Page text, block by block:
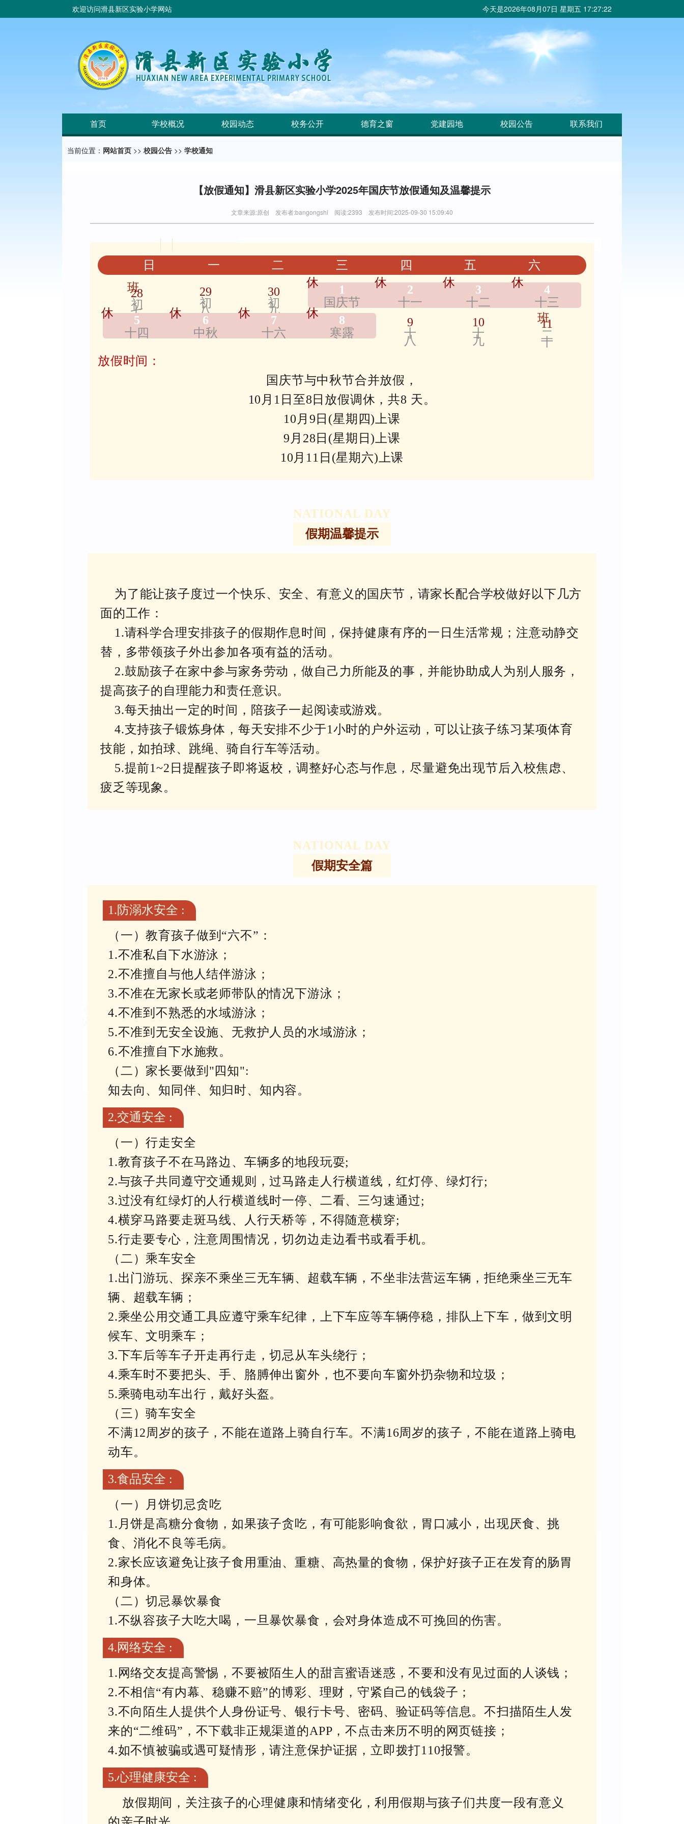
欢迎访问滑县新区实验小学网站 今天是2026年08月07日 星期五 17:27:23
首页 学校概况 校园动态 校务公开 德育之窗 党建园地 校园公告 联系我们
当前位置： 网站首页 >> 校园公告 >> 学校通知
【放假通知】滑县新区实验小学2025年国庆节放假通知及温馨提示
文章来源:原创 发布者:bangongshi 阅读:2393 发布时间:2025-09-30 15:09:40
日 一 二 三 四 五
六
班
28
初
七
29
初
八
30
初
九
休
1
国庆节
休
2
十一
休
3
十二
休
4
十三
休
5
十四
休
6
中秋
休
7
十六
休
8
寒露
9
十
八
10
十
九
班
11
二
十
放假时间：
国庆节与中秋节合并放假，
10月1日至8日放假调休，共8 天。
10月9日(星期四)上课
9月28日(星期日)上课
10月11日(星期六)上课
NATIONAL DAY
假期温馨提示
为了能让孩子度过一个快乐、安全、有意义的国庆节，请家长配合学校做好以下几方
面的工作：
1.请科学合理安排孩子的假期作息时间，保持健康有序的一日生活常规；注意动静交
替，多带领孩子外出参加各项有益的活动。
2.鼓励孩子在家中参与家务劳动，做自己力所能及的事，并能协助成人为别人服务，
提高孩子的自理能力和责任意识。
3.每天抽出一定的时间，陪孩子一起阅读或游戏。
4.支持孩子锻炼身体，每天安排不少于1小时的户外运动，可以让孩子练习某项体育
技能，如拍球、跳绳、骑自行车等活动。
5.提前1~2日提醒孩子即将返校，调整好心态与作息，尽量避免出现节后入校焦虑、
疲乏等现象。
NATIONAL DAY
假期安全篇
1.防溺水安全 :
（一）教育孩子做到“六不”：
1.不准私自下水游泳；
2.不准擅自与他人结伴游泳；
3.不准在无家长或老师带队的情况下游泳；
4.不准到不熟悉的水域游泳；
5.不准到无安全设施、无救护人员的水域游泳；
6.不准擅自下水施救。
（二）家长要做到"四知":
知去向、知同伴、知归时、知内容。
2.交通安全 :
（一）行走安全
1.教育孩子不在马路边、车辆多的地段玩耍;
2.与孩子共同遵守交通规则，过马路走人行横道线，红灯停、绿灯行;
3.过没有红绿灯的人行横道线时一停、二看、三匀速通过;
4.横穿马路要走斑马线、人行天桥等，不得随意横穿;
5.行走要专心，注意周围情况，切勿边走边看书或看手机。
（二）乘车安全
1.出门游玩、探亲不乘坐三无车辆、超载车辆，不坐非法营运车辆，拒绝乘坐三无车
辆、超载车辆；
2.乘坐公用交通工具应遵守乘车纪律，上下车应等车辆停稳，排队上下车，做到文明
候车、文明乘车；
3.下车后等车子开走再行走，切忌从车头绕行；
4.乘车时不要把头、手、胳膊伸出窗外，也不要向车窗外扔杂物和垃圾；
5.乘骑电动车出行，戴好头盔。
（三）骑车安全
不满12周岁的孩子，不能在道路上骑自行车。不满16周岁的孩子，不能在道路上骑电
动车。
3.食品安全 :
（一）月饼切忌贪吃
1.月饼是高糖分食物，如果孩子贪吃，有可能影响食欲，胃口减小，出现厌食、挑
食、消化不良等毛病。
2.家长应该避免让孩子食用重油、重糖、高热量的食物，保护好孩子正在发育的肠胃
和身体。
（二）切忌暴饮暴食
1.不纵容孩子大吃大喝，一旦暴饮暴食，会对身体造成不可挽回的伤害。
4.网络安全 :
1.网络交友提高警惕，不要被陌生人的甜言蜜语迷惑，不要和没有见过面的人谈钱；
2.不相信“有内幕、稳赚不赔”的博彩、理财，守紧自己的钱袋子；
3.不向陌生人提供个人身份证号、银行卡号、密码、验证码等信息。不扫描陌生人发
来的“二维码”，不下载非正规渠道的APP，不点击来历不明的网页链接；
4.如不慎被骗或遇可疑情形，请注意保护证据，立即拨打110报警。
5.心理健康安全 :
放假期间，关注孩子的心理健康和情绪变化，利用假期与孩子们共度一段有意义